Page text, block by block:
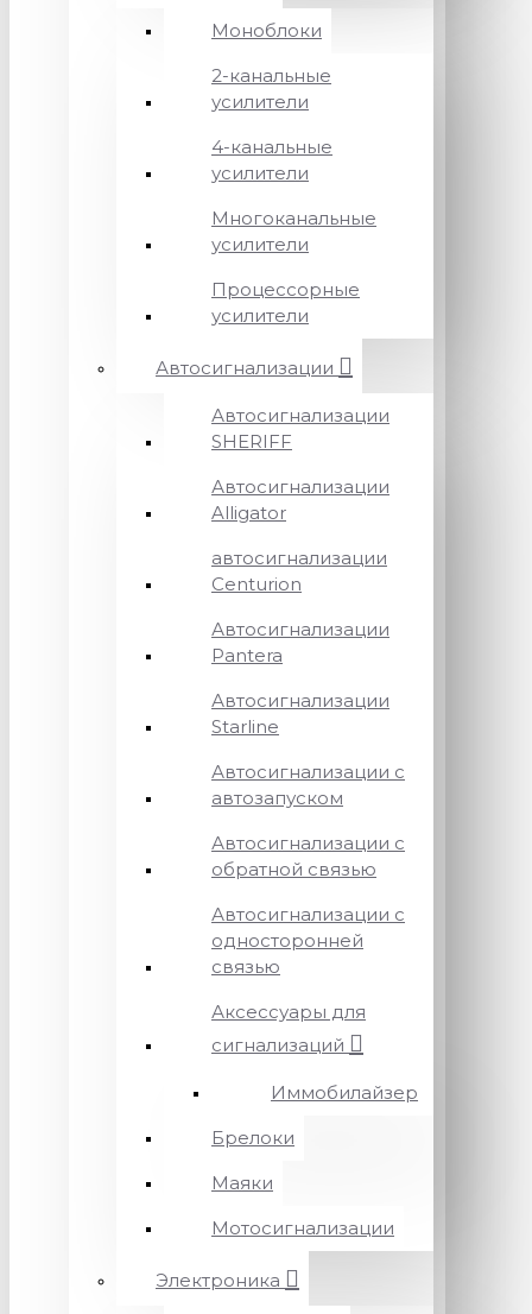
Моноблоки
2-канальные
усилители
4-канальные
усилители
Многоканальные
усилители
Процессорные
усилители
Автосигнализации
Автосигнализации
SHERIFF
Автосигнализации
Alligator
автосигнализации
Centurion
Автосигнализации
Pantera
Автосигнализации
Starline
Автосигнализации с
автозапуском
Автосигнализации с
обратной связью
Автосигнализации с
односторонней
связью
Аксессуары для
сигнализаций
Иммобилайзер
Брелоки
Маяки
Мотосигнализации
Электроника